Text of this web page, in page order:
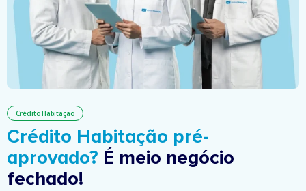
Crédito Habitação
Crédito Habitação pré-
aprovado? É meio negócio
fechado!